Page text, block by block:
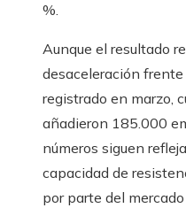
%.
Aunque el resultado
desaceleración
registrado en marzo,
añadieron 185.000
números siguen
capacidad de
por parte del